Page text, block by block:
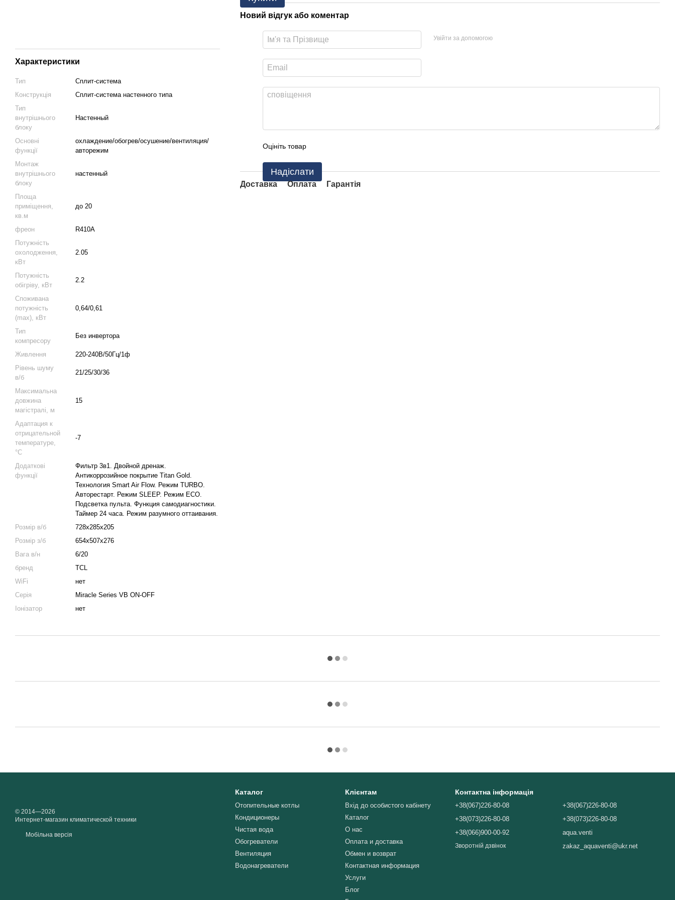
Характеристики
Тип
Сплит-система
Конструкція
Cплит-система настенного типа
Тип
внутрішнього
блоку
Настенный
Основні
функції
охлаждение/обогрев/осушение/вентиляция/
авторежим
Монтаж
внутрішнього
блоку
настенный
Площа
приміщення,
кв.м
до 20
фреон
R410A
Потужність
охолодження,
кВт
2.05
Потужність
обігріву, кВт
2.2
Споживана
потужність
(max), кВт
0,64/0,61
Тип
компресору
Без инвертора
Живлення
220-240В/50Гц/1ф
Рівень шуму
в/б
21/25/30/36
Максимальна
довжина
магістралі, м
15
Адаптация к
отрицательной
температуре,
°C
-7
Додаткові
функції
Фильтр 3в1. Двойной дренаж.
Антикоррозийное покрытие Titan Gold.
Технология Smart Air Flow. Режим TURBO.
Авторестарт. Режим SLEEP. Режим ECO.
Подсветка пульта. Функция самодиагностики.
Таймер 24 часа. Режим разумного оттаивания.
Розмір в/б
728х285х205
Розмір з/б
654х507х276
Вага в/н
6/20
бренд
TCL
WiFi
нет
Серія
Miracle Series VB ON-OFF
Іонізатор
нет
Новий відгук або коментар
Увійти за допомогою
Оцініть товар
Надіслати
Доставка Оплата Гарантія
© 2014—2026
Интернет-магазин климатической техники
Мобільна версія
Каталог
Отопительные котлы
Кондиционеры
Чистая вода
Обогреватели
Вентиляция
Водонагреватели
Клієнтам
Вхід до особистого кабінету
Каталог
О нас
Оплата и доставка
Обмен и возврат
Контактная информация
Услуги
Блог
Контактна інформація
+38(067)226-80-08
+38(073)226-80-08
+38(066)900-00-92
Зворотній дзвінок
+38(067)226-80-08
+38(073)226-80-08
aqua.venti
zakaz_aquaventi@ukr.net